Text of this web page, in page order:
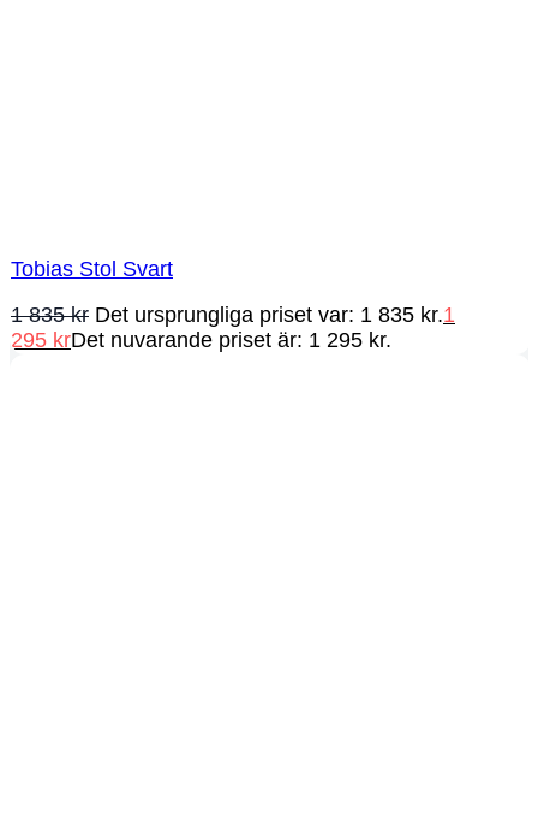
Tobias Stol Svart
1 835kr Det ursprungliga priset var: 1 835 kr.1
295 krDet nuvarande priset är: 1 295 kr.